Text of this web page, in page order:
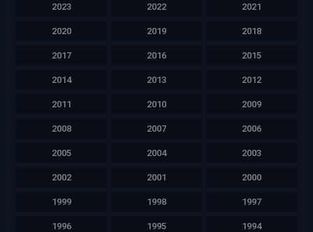
2023 2022 2021
2020 2019 2018
2017 2016 2015
2014 2013 2012
2011 2010 2009
2008 2007 2006
2005 2004 2003
2002 2001 2000
1999 1998 1997
1996 1995 1994